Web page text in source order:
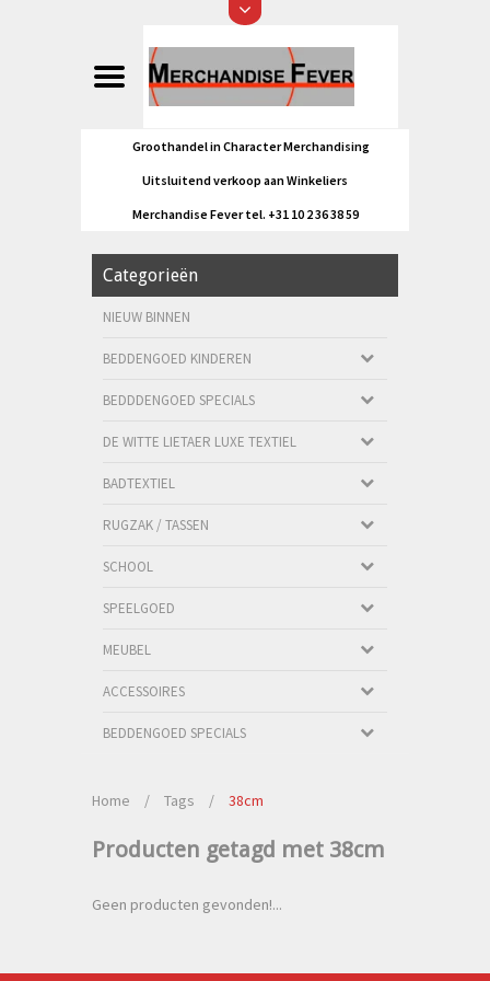
Groothandel in Character Merchandising
Uitsluitend verkoop aan Winkeliers
Merchandise Fever tel. +31 10 2 36 38 59
Categorieën
NIEUW BINNEN
BEDDENGOED KINDEREN
BEDDDENGOED SPECIALS
DE WITTE LIETAER LUXE TEXTIEL
BADTEXTIEL
RUGZAK / TASSEN
SCHOOL
SPEELGOED
MEUBEL
ACCESSOIRES
BEDDENGOED SPECIALS
Home / Tags / 38cm
Producten getagd met 38cm
Geen producten gevonden!...